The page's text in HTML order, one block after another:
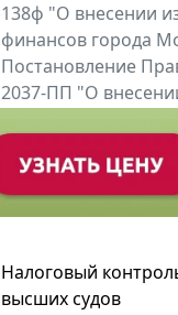
138ф "О внесении
финансов города
Постановление
2037-ПП "О
Правительства
Все региональные
Налоговый
высших судов